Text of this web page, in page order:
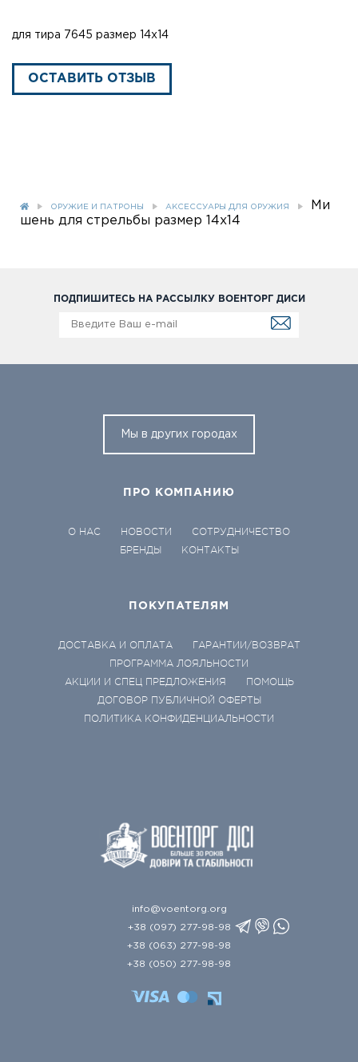
для тира 7645 размер 14х14
ОСТАВИТЬ ОТЗЫВ
ОРУЖИЕ И ПАТРОНЫ АКСЕССУАРЫ ДЛЯ ОРУЖИЯ
Ми
шень для стрельбы размер 14х14
ПОДПИШИТЕСЬ НА РАССЫЛКУ ВОЕНТОРГ ДИСИ
Мы в других городах
ПРО КОМПАНИЮ
О НАС НОВОСТИ
СОТРУДНИЧЕСТВО
БРЕНДЫ
КОНТАКТЫ
ПОКУПАТЕЛЯМ
ДОСТАВКА И ОПЛАТА
ГАРАНТИИ/ВОЗВРАТ
ПРОГРАММА ЛОЯЛЬНОСТИ
АКЦИИ И СПЕЦ ПРЕДЛОЖЕНИЯ
ПОМОЩЬ
ДОГОВОР ПУБЛИЧНОЙ ОФЕРТЫ
ПОЛИТИКА КОНФИДЕНЦИАЛЬНОСТИ
info@voentorg.org
+38 (097) 277-98-98
+38 (063) 277-98-98
+38 (050) 277-98-98